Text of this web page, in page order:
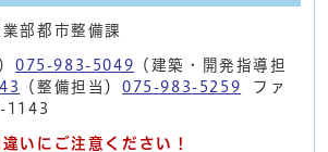
部都市整備課
075-983-5049 （建築・開発指導担
（整備担当）075-983-5259 ファ
1143
いにご注意ください！